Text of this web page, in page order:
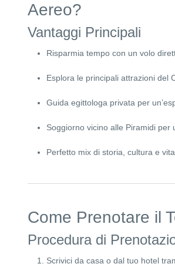
Aereo?
Vantaggi Principali
Risparmia tempo con un volo
Esplora le principali attrazioni del
Guida egittologa privata per
Soggiorno vicino alle Piramidi per
Perfetto mix di storia, cultura e
Come Prenotare il
Procedura di
Scrivici da casa o dal tuo hotel